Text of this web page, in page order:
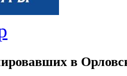
в